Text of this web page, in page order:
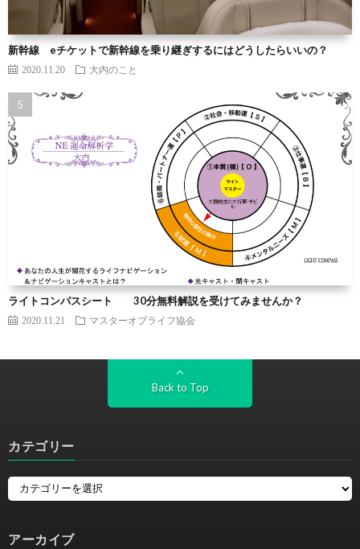
新幹線 eチケットで新幹線を乗り継ぎするにはどうしたらいいの？
2020.11.20 大内のこと
ライトコンパスシート 30分無料解説を受けてみませんか？
2020.11.21 マスターオブライフ協会
Back to Top
カテゴリー
アーカイブ